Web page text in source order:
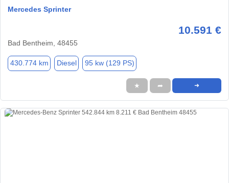
Mercedes Sprinter
10.591 €
Bad Bentheim, 48455
430.774 km Diesel 95 kw (129 PS)
★ ➦ ➜